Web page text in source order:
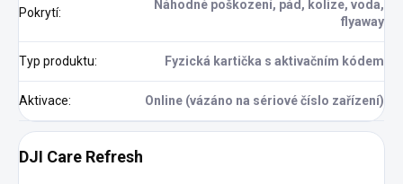
Pokrytí:
Náhodné poškození, pád, kolize, voda,
flyaway
Typ produktu: Fyzická kartička s aktivačním kódem
Aktivace: Online (vázáno na sériové číslo zařízení)
DJI Care Refresh